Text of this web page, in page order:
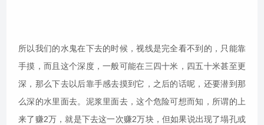
所以我们的水鬼在下去的时候，视线是完全看不到的，只能靠
手摸，而且这个深度，一般可能在三四十米，四五十米甚至更
深，那么下去以后靠手感去摸到它，之后的话呢，还要潜到那
么深的水里面去。泥浆里面去，这个危险可想而知，所谓的上
来了赚2万，就是下去这一次赚2万块，但如果说出现了塌孔或